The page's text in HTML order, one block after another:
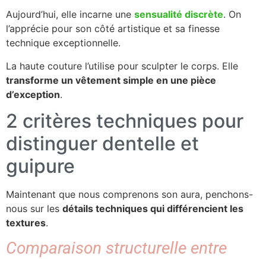
Aujourd’hui, elle incarne une sensualité discrète. On
l’apprécie pour son côté artistique et sa finesse
technique exceptionnelle.
La haute couture l’utilise pour sculpter le corps. Elle
transforme un vêtement simple en une pièce
d’exception.
2 critères techniques pour
distinguer dentelle et
guipure
Maintenant que nous comprenons son aura, penchons-
nous sur les détails techniques qui différencient les
textures.
Comparaison structurelle entre